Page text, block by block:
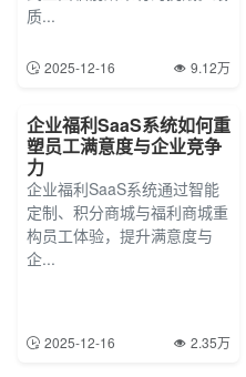
质...
2025-12-16 9.12万
企业福利SaaS系统如何重
塑员工满意度与企业竞争
力
企业福利SaaS系统通过智能
定制、积分商城与福利商城重
构员工体验，提升满意度与
企...
2025-12-16 2.35万